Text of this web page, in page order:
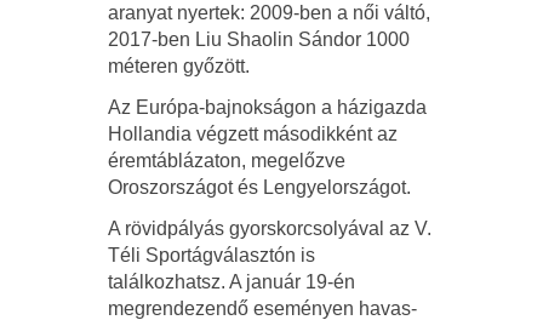
aranyat nyertek: 2009-ben a női váltó,
2017-ben Liu Shaolin Sándor 1000
méteren győzött.
Az Európa-bajnokságon a házigazda
Hollandia végzett másodikként az
éremtáblázaton, megelőzve
Oroszországot és Lengyelországot.
A rövidpályás gyorskorcsolyával az V.
Téli Sportágválasztón is
találkozhatsz. A január 19-én
megrendezendő eseményen havas-